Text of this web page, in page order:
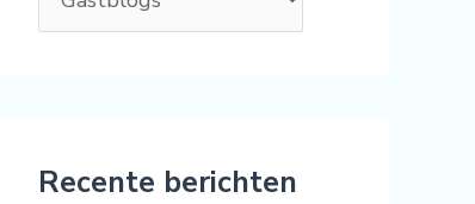
Recente berichten